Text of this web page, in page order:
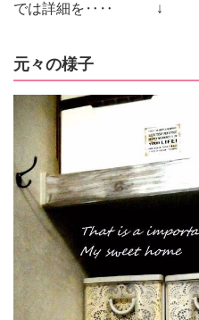
では詳細を‥‥ ↓
元々の様子